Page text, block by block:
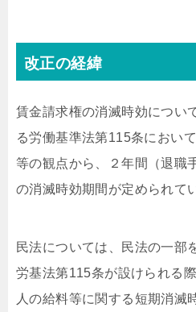
改正の経緯
賃金請求権の消滅時効につい
る労働基準法第115条におい
等の観点から、２年間（退職
の消滅時効期間が定められて
民法については、民法の一部
労基法第115条が設けられる
人の給料等に関する短期消滅